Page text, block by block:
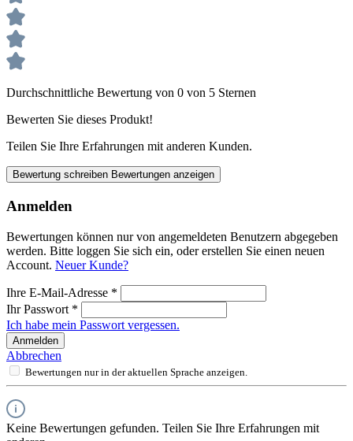
Durchschnittliche Bewertung von 0 von 5 Sternen
Bewerten Sie dieses Produkt!
Teilen Sie Ihre Erfahrungen mit anderen Kunden.
Bewertung schreiben Bewertungen anzeigen
Anmelden
Bewertungen können nur von angemeldeten Benutzern abgegeben
werden. Bitte loggen Sie sich ein, oder erstellen Sie einen neuen
Account. Neuer Kunde?
Ihre E-Mail-Adresse *
Ihr Passwort *
Ich habe mein Passwort vergessen.
Anmelden
Abbrechen
Bewertungen nur in der aktuellen Sprache anzeigen.
Keine Bewertungen gefunden. Teilen Sie Ihre Erfahrungen mit